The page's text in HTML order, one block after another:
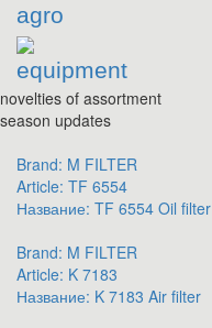
agro
equipment
novelties of assortment
season updates
Brand: M FILTER
Article: TF 6554
Название: TF 6554 Oil filter
Brand: M FILTER
Article: K 7183
Название: K 7183 Air filter